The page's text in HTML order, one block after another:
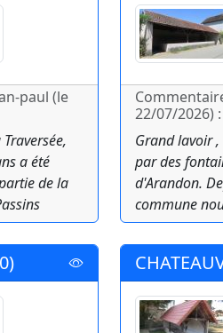
paul (le
a été
de la
22/07/2026) :
Grand lavoir
par des
d'Arandon.
commune